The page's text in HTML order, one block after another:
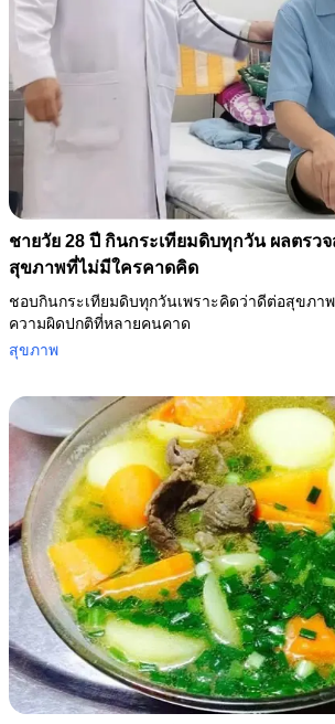
ชายวัย 28 ปี กินกระเทียมดิบทุกวัน ผลตรว
สุขภาพที่ไม่มีใครคาดคิด
ชอบกินกระเทียมดิบทุกวันเพราะคิดว่าดีต่อสุขภา
ความผิดปกติที่หลายคนคาด
สุขภาพ